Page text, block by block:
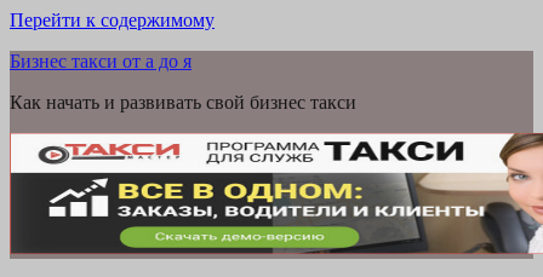
Перейти к содержимому
Бизнес такси от а до я
Как начать и развивать свой бизнес такси